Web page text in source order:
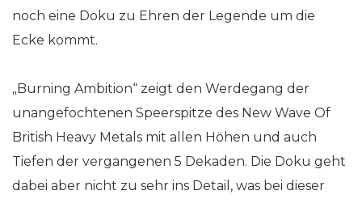
noch eine Doku zu Ehren der Legende um die
Ecke kommt.
„Burning Ambition“ zeigt den Werdegang der
unangefochtenen Speerspitze des New Wave Of
British Heavy Metals mit allen Höhen und auch
Tiefen der vergangenen 5 Dekaden. Die Doku geht
dabei aber nicht zu sehr ins Detail, was bei dieser